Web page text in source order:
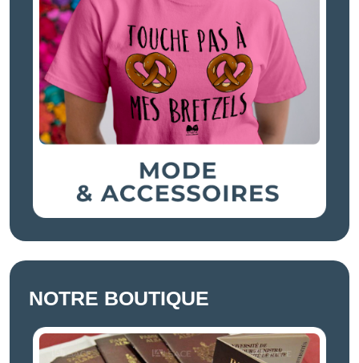
NOTRE BOUTIQUE